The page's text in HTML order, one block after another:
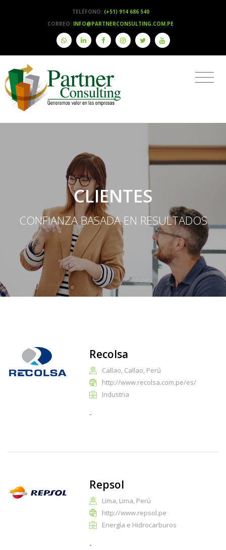
TELÉFONO: (+51) 914 686 540
CORREO: INFO@PARTNERCONSULTING.COM.PE
CLIENTES
CONFIANZA BASADA EN RESULTADOS
Recolsa
Callao, Callao, Perú
http://www.recolsa.com.pe/es/
Industria
-
Repsol
Lima, Lima, Perú
http://www.repsol.pe
Energía e Hidrocarburos
-